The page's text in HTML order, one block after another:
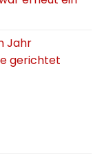
Jahr
gerichtet